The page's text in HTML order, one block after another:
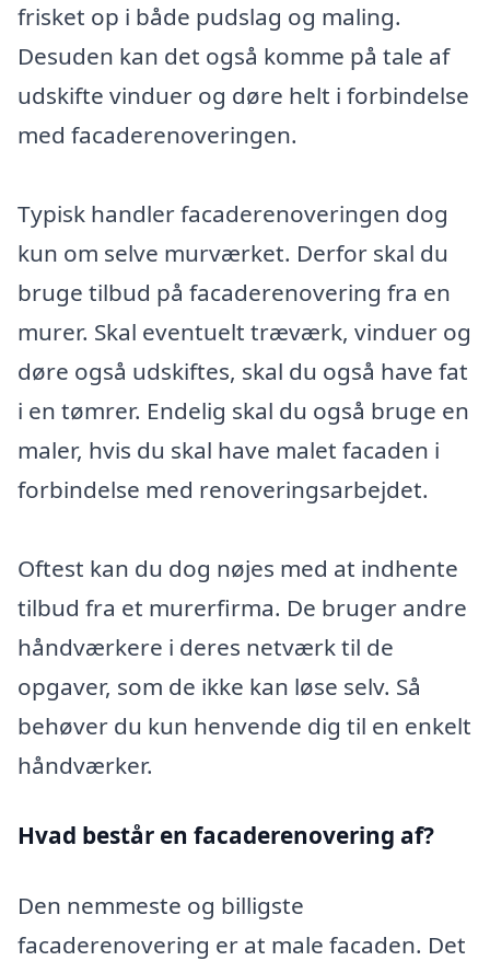
frisket op i både pudslag og maling.
Desuden kan det også komme på tale af
udskifte vinduer og døre helt i forbindelse
med facaderenoveringen.
Typisk handler facaderenoveringen dog
kun om selve murværket. Derfor skal du
bruge tilbud på facaderenovering fra en
murer. Skal eventuelt træværk, vinduer og
døre også udskiftes, skal du også have fat
i en tømrer. Endelig skal du også bruge en
maler, hvis du skal have malet facaden i
forbindelse med renoveringsarbejdet.
Oftest kan du dog nøjes med at indhente
tilbud fra et murerfirma. De bruger andre
håndværkere i deres netværk til de
opgaver, som de ikke kan løse selv. Så
behøver du kun henvende dig til en enkelt
håndværker.
Hvad består en facaderenovering af?
Den nemmeste og billigste
facaderenovering er at male facaden. Det